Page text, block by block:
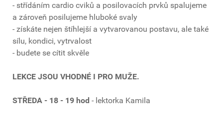
- střídáním cardio cviků a posilovacích prvků spalujeme
a zároveň posilujeme hluboké svaly
- získáte nejen štíhlejší a vytvarovanou postavu, ale také
sílu, kondici, vytrvalost
- budete se cítit skvěle
LEKCE JSOU VHODNÉ I PRO MUŽE.
STŘEDA - 18 - 19 hod - lektorka Kamila